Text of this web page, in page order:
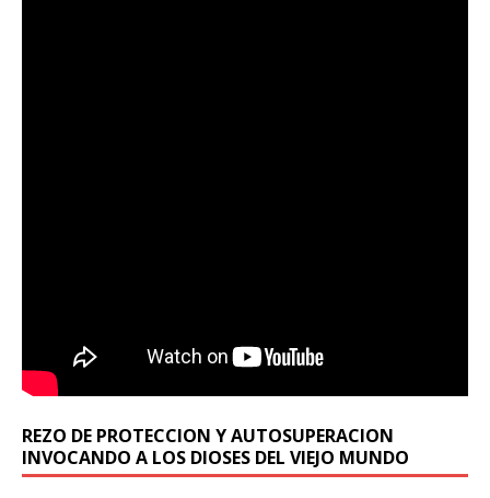
REZO DE PROTECCION Y AUTOSUPERACION
INVOCANDO A LOS DIOSES DEL VIEJO MUNDO